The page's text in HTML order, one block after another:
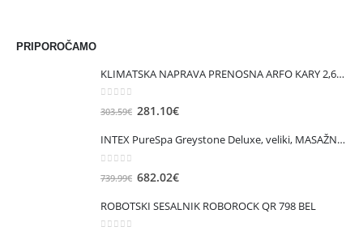
PRIPOROČAMO
KLIMATSKA NAPRAVA PRENOSNA ARFO KARY 2,6KW
out of 5
303.59€ Izvirna
je
303.59€.
281.10€Trenutna
je:
INTEX PureSpa Greystone Deluxe, veliki, MASAŽNI BAZEN SQUARE ZA 6 OSEB
739.99€ Izvirna
je
682.02€Trenutna
je:
ROBOTSKI SESALNIK ROBOROCK QR 798 BEL